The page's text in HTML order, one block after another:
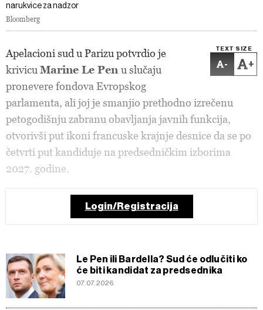
narukvice za nadzor
Bloomberg
TEXT SIZE
- +
Apelacioni sud u Parizu potvrdio je
krivicu Marine Le Pen u slučaju
pronevere fondova Evropskog
parlamenta, ali joj je smanjio prethodno izrečenu
petogodišnju zabranu obavljanja javnih funkcija,
otvorivši put ikoni francuske krajnje desnice da se po
četvrti put kandiduje na predsedničkim izborima
2027. godine.
Login/Registracija
Le Pen ili Bardella? Sud će odlučiti ko
će biti kandidat za predsednika
07.07.2026